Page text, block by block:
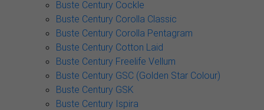
Buste Century Cockle
Buste Century Corolla Classic
Buste Century Corolla Pentagram
Buste Century Cotton Laid
Buste Century Freelife Vellum
Buste Century GSC (Golden Star Colour)
Buste Century GSK
Buste Century Ispira